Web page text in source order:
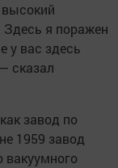
я поражен
у вас здесь
сказал
завод по
1959 завод
вакуумного